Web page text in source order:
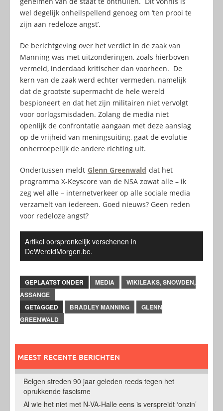
wel degelijk onheilspellend genoeg om ‘ten prooi te
zijn aan redeloze angst’.
De berichtgeving over het verdict in de zaak van
Manning was met uitzonderingen, zoals hierboven
vermeld, inderdaad kritischer dan voorheen. De
kern van de zaak werd echter vermeden, namelijk
dat de grootste supermacht de hele wereld
bespioneert en dat het zijn militairen niet vervolgt
voor oorlogsmisdaden. Zolang de media niet
openlijk de confrontatie aangaan met deze aanslag
op de vrijheid van meningsuiting, gaat de evolutie
onherroepelijk de andere richting uit.
Ondertussen meldt Glenn Greenwald dat het
programma X-Keyscore van de NSA zowat alle – ik
zeg wel alle – internetverkeer op alle sociale media
verzamelt van iedereen. Goed nieuws? Geen reden
voor redeloze angst?
Artikel oorspronkelijk verschenen in
DeWereldMorgen.be.
GEPLAATST ONDER MEDIA
WIKILEAKS, SNOWDEN,
ASSANGE
GETAGGED
BRADLEY MANNING
GLENN
GREENWALD
MEEST RECENTE BERICHTEN
Belgen streden 90 jaar geleden reeds tegen het
oprukkende fascisme
Al wie het niet met N-VA-Halle eens is verspreidt ‘onzin’